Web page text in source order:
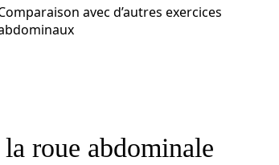
avec d’autres exercices
roue abdominale